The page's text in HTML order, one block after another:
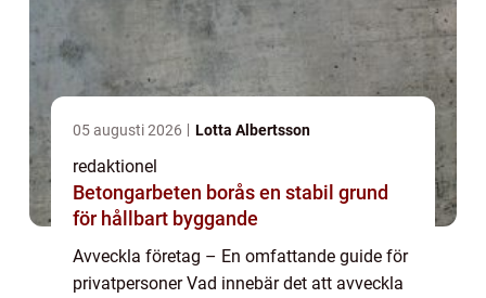
05 augusti 2026 Lotta Albertsson
redaktionel
Betongarbeten borås en stabil grund
för hållbart byggande
Avveckla företag – En omfattande guide för
privatpersoner Vad innebär det att avveckla